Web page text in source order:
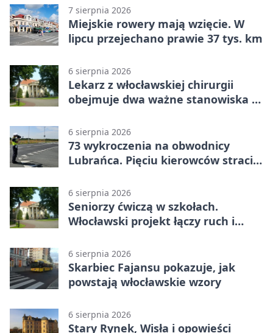
7 sierpnia 2026
Miejskie rowery mają wzięcie. W
lipcu przejechano prawie 37 tys. km
6 sierpnia 2026
Lekarz z włocławskiej chirurgii
obejmuje dwa ważne stanowiska w
6 sierpnia 2026
73 wykroczenia na obwodnicy
Lubrańca. Pięciu kierowców straciło
6 sierpnia 2026
Seniorzy ćwiczą w szkołach.
Włocławski projekt łączy ruch i
6 sierpnia 2026
Skarbiec Fajansu pokazuje, jak
powstają włocławskie wzory
6 sierpnia 2026
Stary Rynek, Wisła i opowieści